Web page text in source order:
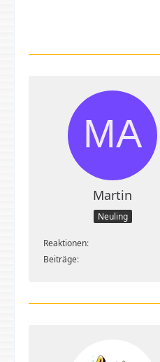
Martin
Neuling
Reaktionen
Beiträge